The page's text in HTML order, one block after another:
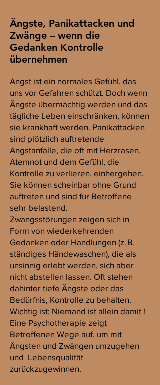
Ängste, Panikattacken und
Zwänge – wenn die
Gedanken Kontrolle
übernehmen
Angst ist ein normales Gefühl, das
uns vor Gefahren schützt. Doch wenn
Ängste übermächtig werden und das
tägliche Leben einschränken, können
sie krankhaft werden. Panikattacken
sind plötzlich auftretende
Angstanfälle, die oft mit Herzrasen,
Atemnot und dem Gefühl, die
Kontrolle zu verlieren, einhergehen.
Sie können scheinbar ohne Grund
auftreten und sind für Betroffene
sehr belastend.
Zwangsstörungen zeigen sich in
Form von wiederkehrenden
Gedanken oder Handlungen (z. B.
ständiges Händewaschen), die als
unsinnig erlebt werden, sich aber
nicht abstellen lassen. Oft stehen
dahinter tiefe Ängste oder das
Bedürfnis, Kontrolle zu behalten.
Wichtig ist: Niemand ist allein damit !
Eine Psychotherapie zeigt
Betroffenen Wege auf, um mit
Ängsten und Zwängen umzugehen
und Lebensqualität
zurückzugewinnen.